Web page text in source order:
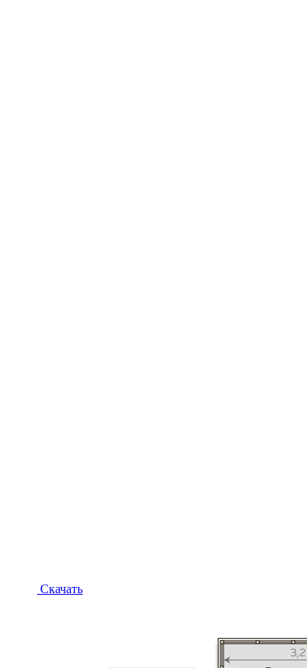
Скачать